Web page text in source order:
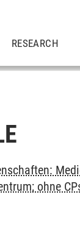
RESEARCH
ohne